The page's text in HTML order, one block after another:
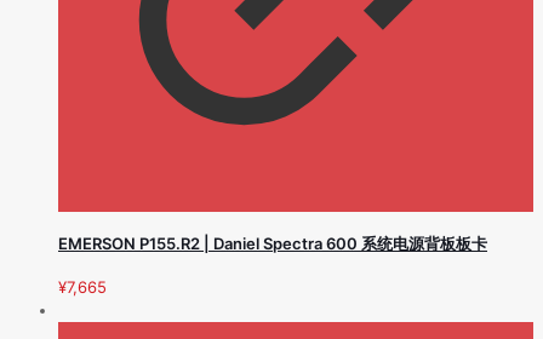
EMERSON P155.R2 | Daniel Spectra 600 系统电源背板板卡
¥7,665